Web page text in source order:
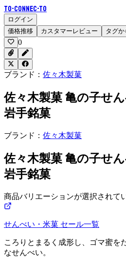
To-Connec-TO
ログイン
価格推移
カスタマーレビュー タグか
0
ブランド： 佐々木製菓
佐々木製菓 亀の子せ
岩手銘菓
ブランド： 佐々木製菓
佐々木製菓 亀の子せ
岩手銘菓
商品バリエーションが選択されて
せんべい・米菓 セール一覧
ころりとまるく成形し、ゴマ蜜を
なせんべい。